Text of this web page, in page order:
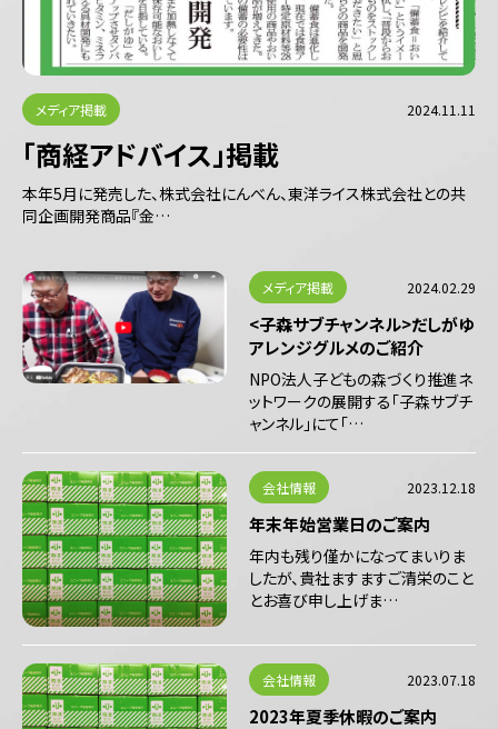
メディア掲載 2024.11.11
「商経アドバイス」掲載
本年5月に発売した、株式会社にんべん、東洋ライス株式会社との共
同企画開発商品『金…
メディア掲載 2024.02.29
<子森サブチャンネル>だしがゆ
アレンジグルメのご紹介
NPO法人子どもの森づくり推進ネ
ットワークの展開する「子森サブチ
ャンネル」にて「…
会社情報 2023.12.18
年末年始営業日のご案内
年内も残り僅かになってまいりま
したが、貴社ますますご清栄のこと
とお喜び申し上げま…
会社情報 2023.07.18
2023年夏季休暇のご案内